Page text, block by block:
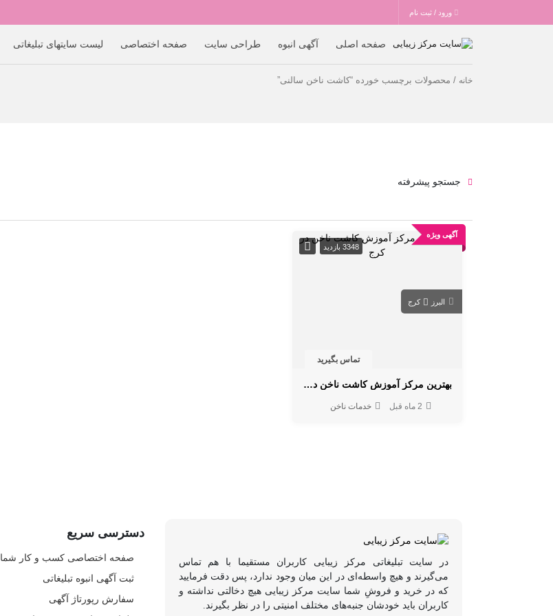
ورود / ثبت نام
صفحه اصلی آگهی انبوه طراحی سایت صفحه اختصاصی لیست سایتهای تبلیغاتی
خانه / محصولات برچسب خورده “کاشت ناخن سالنی”
جستجو پیشرفته
آگهی ویژه
3348 بازدید
البرز کرج
تماس بگیرید
بهترین مرکز آموزش کاشت ناخن در کرج
2 ماه قبل خدمات ناخن
در سایت تبلیغاتی مرکز زیبایی کاربران مستقیما با هم تماس
می‌گیرند و هیچ واسطه‌ای در این میان وجود ندارد، پس دقت فرمایید
که در خرید و فروشِ شما سایت مرکز زیبایی هیچ دخالتی نداشته و
کاربران باید خودشان جنبه‌های مختلف امنیتی را در نظر بگیرند.
دسترسی سریع
صفحه اختصاصی کسب و کار شما
ثبت آگهی انبوه تبلیغاتی
سفارش رپورتاژ آگهی